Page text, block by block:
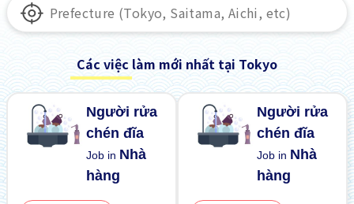
Các việc làm mới nhất tại Tokyo
Người rửa
chén đĩa
Job in Nhà
hàng
Người rửa
chén đĩa
Job in Nhà
hàng